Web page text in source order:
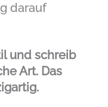
darauf
und schreib
Art. Das